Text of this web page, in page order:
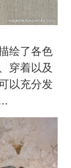
绘了各色
穿着以及
以充分发